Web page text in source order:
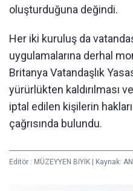
oluşturduğuna değindi.
Her iki kuruluş da
uygulamalarına derhal
Britanya Vatandaşlık
yürürlükten kaldırılması
iptal edilen kişilerin
çağrısında bulundu.
Editör : MÜZEYYEN BIYIK Kaynak: